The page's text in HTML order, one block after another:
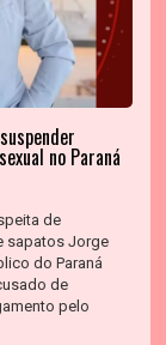
no Paraná
de
sapatos Jorge
do Paraná
de
pelo